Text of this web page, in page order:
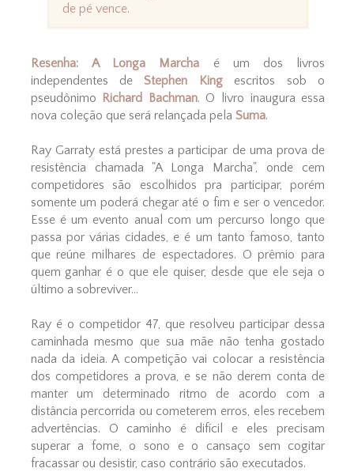
de pé vence.
Resenha: A Longa Marcha é um dos livros
independentes deStephen King escritos sob o
pseudônimo Richard Bachman. O livro inaugura essa
nova coleção que será relançada pela Suma.
Ray Garraty está prestes a participar de uma prova de
resistência chamada "A Longa Marcha", onde cem
competidores são escolhidos pra participar, porém
somente um poderá chegar até o fim e ser o vencedor.
Esse é um evento anual com um percurso longo que
passa por várias cidades, e é um tanto famoso, tanto
que reúne milhares de espectadores. O prêmio para
quem ganhar é o que ele quiser, desde que ele seja o
último a sobreviver...
Ray é o competidor 47, que resolveu participar dessa
caminhada mesmo que sua mãe não tenha gostado
nada da ideia. A competição vai colocar a resistência
dos competidores a prova, e se não derem conta de
manter um determinado ritmo de acordo com a
distância percorrida ou cometerem erros, eles recebem
advertências. O caminho é difícil e eles precisam
superar a fome, o sono e o cansaço sem cogitar
fracassar ou desistir, caso contrário são executados.